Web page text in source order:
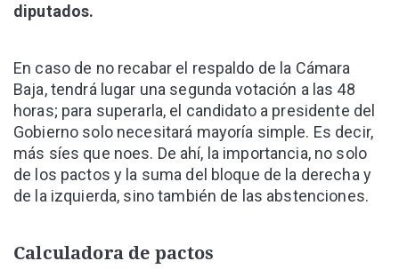
diputados.
En caso de no recabar el respaldo de la Cámara
Baja, tendrá lugar una segunda votación a las 48
horas; para superarla, el candidato a presidente del
Gobierno solo necesitará mayoría simple. Es decir,
más síes que noes. De ahí, la importancia, no solo
de los pactos y la suma del bloque de la derecha y
de la izquierda, sino también de las abstenciones.
Calculadora de pactos